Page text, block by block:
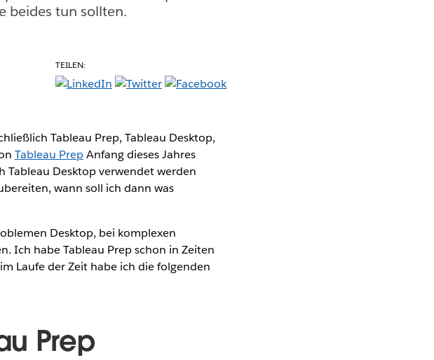
beides tun sollten.
TEILEN:
Tableau Prep, Tableau Desktop,
Tableau PrepAnfang dieses Jahres
Tableau Desktop verwendet werden
wann soll ich dann was
Desktop, bei komplexen
Ich habe Tableau Prep schon in Zeiten
Laufe der Zeit habe ich die folgenden
Prep